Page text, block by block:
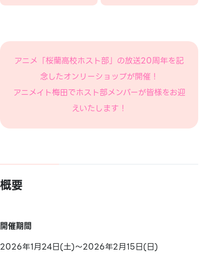
アニメ「桜蘭高校ホスト部」の放送20周年を記
念したオンリーショップが開催！
アニメイト梅田でホスト部メンバーが皆様をお迎
えいたします！
概要
開催期間
2026年1月24日(土)～2026年2月15日(日)